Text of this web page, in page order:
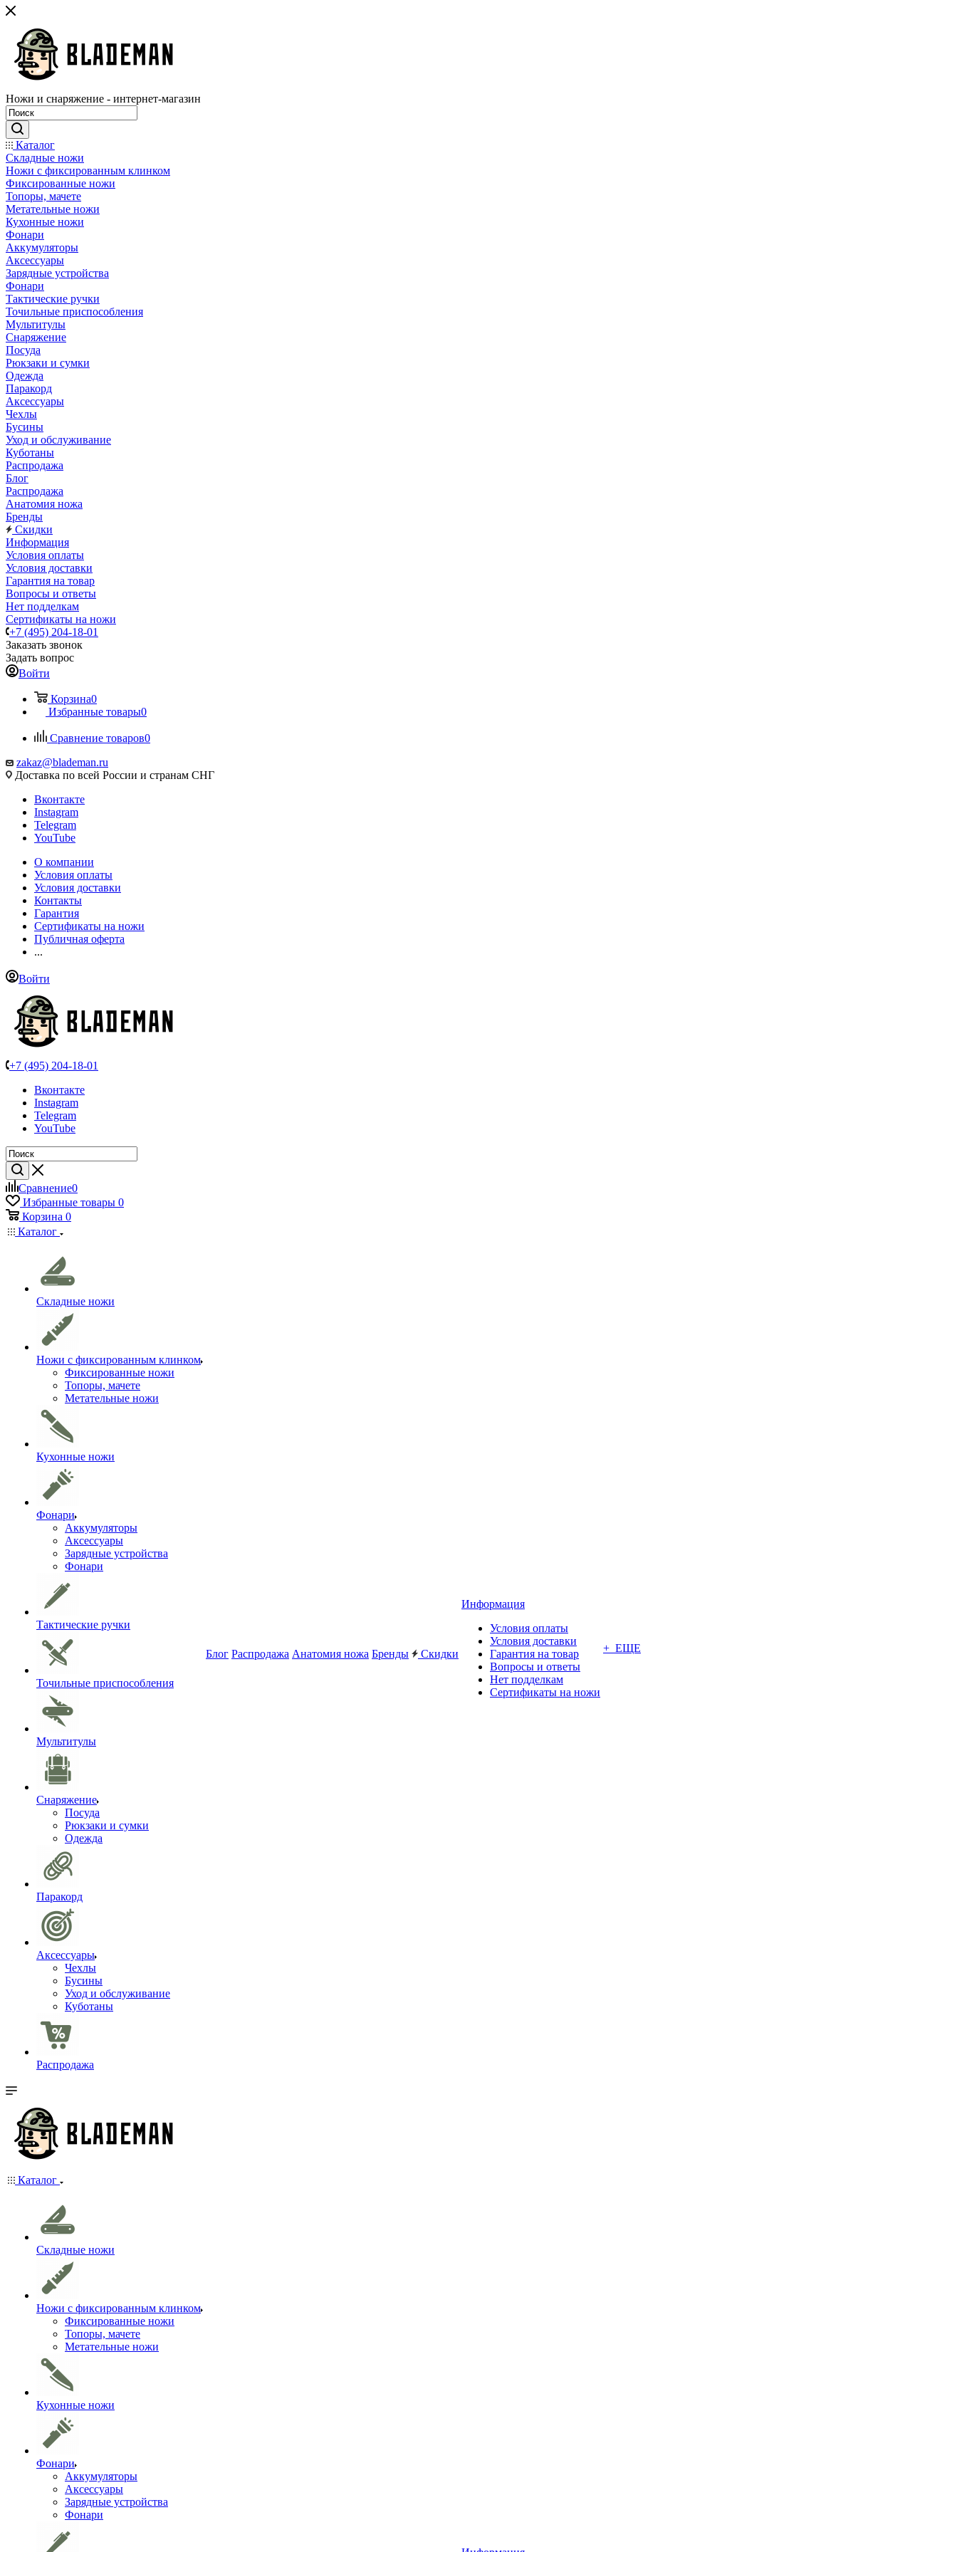
Ножи и снаряжение - интернет-магазин
Каталог
Складные ножи
Ножи с фиксированным клинком
Фиксированные ножи
Топоры, мачете
Метательные ножи
Кухонные ножи
Фонари
Аккумуляторы
Аксессуары
Зарядные устройства
Фонари
Тактические ручки
Точильные приспособления
Мультитулы
Снаряжение
Посуда
Рюкзаки и сумки
Одежда
Паракорд
Аксессуары
Чехлы
Бусины
Уход и обслуживание
Куботаны
Распродажа
Блог
Распродажа
Анатомия ножа
Бренды
Скидки
Информация
Условия оплаты
Условия доставки
Гарантия на товар
Вопросы и ответы
Нет подделкам
Сертификаты на ножи
+7 (495) 204-18-01
Заказать звонок
Задать вопрос
Войти
Корзина0
Избранные товары0
Сравнение товаров0
zakaz@blademan.ru
Доставка по всей России и странам СНГ
Вконтакте
Instagram
Telegram
YouTube
О компании
Условия оплаты
Условия доставки
Контакты
Гарантия
Сертификаты на ножи
Публичная оферта
...
Войти
+7 (495) 204-18-01
Вконтакте
Instagram
Telegram
YouTube
Сравнение0
Избранные товары 0
Корзина 0
Каталог
Складные ножи
Ножи с фиксированным клинком
Фиксированные ножи
Топоры, мачете
Метательные ножи
Кухонные ножи
Фонари
Аккумуляторы
Аксессуары
Зарядные устройства
Фонари
Тактические ручки
Точильные приспособления
Мультитулы
Снаряжение
Посуда
Рюкзаки и сумки
Одежда
Паракорд
Аксессуары
Чехлы
Бусины
Уход и обслуживание
Куботаны
Распродажа
Блог Распродажа Анатомия ножа Бренды Скидки
Информация
Условия оплаты
Условия доставки
Гарантия на товар
Вопросы и ответы
Нет подделкам
Сертификаты на ножи
+ ЕЩЕ
Каталог
Складные ножи
Ножи с фиксированным клинком
Фиксированные ножи
Топоры, мачете
Метательные ножи
Кухонные ножи
Фонари
Аккумуляторы
Аксессуары
Зарядные устройства
Фонари